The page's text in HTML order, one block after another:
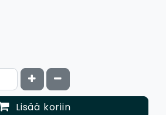
Kasvata määrää
Vähennä määrää
Lisää koriin